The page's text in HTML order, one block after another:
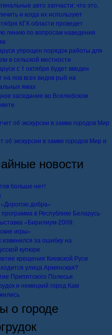
авто запчасти: что это,
и когда их используют
КГК области проведет
линию по вопросам наведения
упрощен порядок работы для
в сельской местности
с 1 октября будет введен
на лов всех видов рыб на
ямах
заседание во Вселюбском
об экскурсии в замки городов Мир и
новости
больше нет!
добра»
в Республике Беларусь
«Бирилиум-2009:
игры»
извинился за ошибку на
купюре
крещения Киевской Руси
улица Армянская?
Припятского Полесья
и немецкий город Кам
о городе